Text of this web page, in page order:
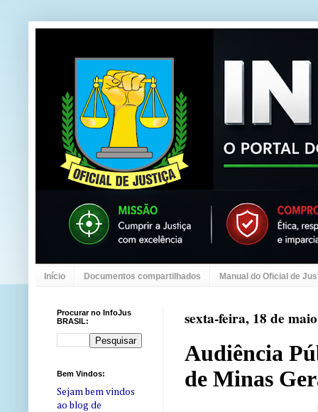
Início Documentos compartilhados Manual do Oficial de
sexta-feira, 18 de
Audiência
de Minas
Procurar no InfoJus
BRASIL:
Bem Vindos:
Sejam bem vindos
ao blog de